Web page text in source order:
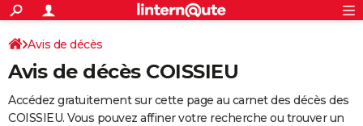
ACTUALITÉS
Politique
Société
Faits Divers
Education
Monde
Villes
+
SPORT
Coupe du monde 2026
Football
Tennis
Cyclisme
Rugby
Forum
Programme TV
TNT
Streaming
Cinéma
Sorties cinéma
Musique
+
FINANCE
Avis de décès
Avis de décès COISSIEU
Accédez gratuitement sur cette page au carnet des décès des
COISSIEU. Vous pouvez affiner votre recherche ou trouver un